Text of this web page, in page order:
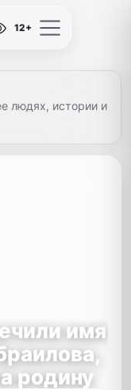
12+
людях, истории и
имя
родину